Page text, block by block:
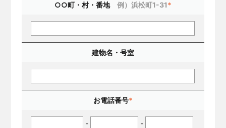
○○町・村・番地 例）浜松町1-31*
建物名・号室
お電話番号*
- -